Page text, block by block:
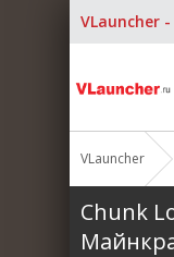
VLauncher
VLauncher
Chunk